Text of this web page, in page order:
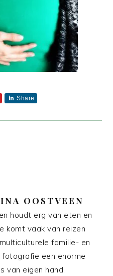
Share
OOSTVEEN
houdt erg van eten en
komt vaak van reizen
familie- en
een enorme
van eigen hand.